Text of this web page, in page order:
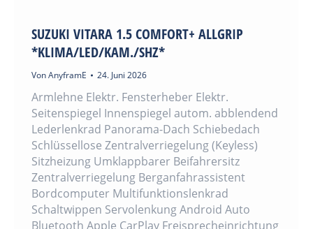
SUZUKI VITARA 1.5 COMFORT+ ALLGRIP
*KLIMA/LED/KAM./SHZ*
VonAnyframE 24. Juni 2026
Armlehne Elektr. Fensterheber Elektr.
Seitenspiegel Innenspiegel autom. abblendend
Lederlenkrad Panorama-Dach Schiebedach
Schlüssellose Zentralverriegelung (Keyless)
Sitzheizung Umklappbarer Beifahrersitz
Zentralverriegelung Berganfahrassistent
Bordcomputer Multifunktionslenkrad
Schaltwippen Servolenkung Android Auto
Bluetooth Apple CarPlay Freisprecheinrichtung